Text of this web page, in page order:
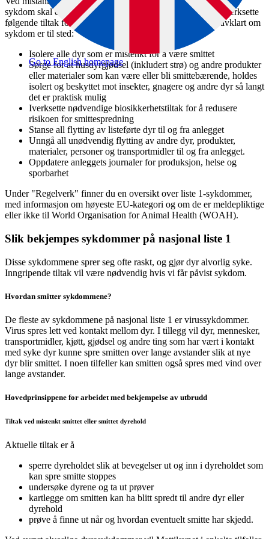
Go to English homepage
sykdom skal den som er ansvarlig for driften umiddelbart iverksette
følgende tiltak for å hindre videre spredning, inntil det er avklart om
sykdom er til sted:
Isolere alle dyr som er mistenkt for å være smittet
Sørge for at husdyrgjødsel (inkludert strø) og andre produkter
eller materialer som kan være eller bli smittebærende, holdes
isolert og beskyttet mot insekter, gnagere og andre dyr så langt
det er praktisk mulig
Iverksette nødvendige biosikkerhetstiltak for å redusere
risikoen for smittespredning
Stanse all flytting av listeførte dyr til og fra anlegget
Unngå all unødvendig flytting av andre dyr, produkter,
materialer, personer og transportmidler til og fra anlegget.
Oppdatere anleggets journaler for produksjon, helse og
sporbarhet
Under "Regelverk" finner du en oversikt over liste 1-sykdommer,
med informasjon om høyeste EU-kategori og om de er meldepliktige
eller ikke til World Organisation for Animal Health (WOAH).
Slik bekjempes sykdommer på nasjonal liste 1
Disse sykdommene sprer seg ofte raskt, og gjør dyr alvorlig syke.
Inngripende tiltak vil være nødvendig hvis vi får påvist sykdom.
Hvordan smitter sykdommene?
De fleste av sykdommene på nasjonal liste 1 er virussykdommer.
Virus spres lett ved kontakt mellom dyr. I tillegg vil dyr, mennesker,
transportmidler, kjøtt, gjødsel og andre ting som har vært i kontakt
med syke dyr kunne spre smitten over lange avstander slik at nye
dyr blir smittet. I noen tilfeller kan smitten også spres med vind over
lange avstander.
Hovedprinsippene for arbeidet med bekjempelse av utbrudd
Tiltak ved mistenkt smittet eller smittet dyrehold
Aktuelle tiltak er å
sperre dyreholdet slik at bevegelser ut og inn i dyreholdet som
kan spre smitte stoppes
undersøke dyrene og ta ut prøver
kartlegge om smitten kan ha blitt spredt til andre dyr eller
dyrehold
prøve å finne ut når og hvordan eventuelt smitte har skjedd.